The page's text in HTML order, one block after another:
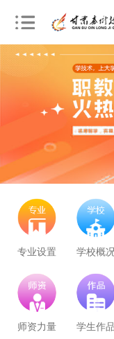
专业设置 学校概
师资力量 学生作品
农业机械运维
通信运营服务 30
计算机应用与维修 50
幼儿教育
轨道交通车辆运检 50
铁路客运服务 150
新能源汽车技术 150